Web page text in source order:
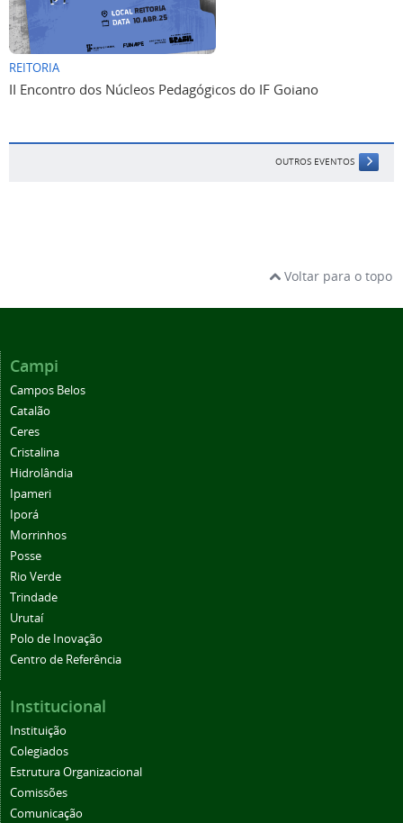
REITORIA
II Encontro dos Núcleos Pedagógicos do IF Goiano
OUTROS EVENTOS
Voltar para o topo
Campi
Campos Belos
Catalão
Ceres
Cristalina
Hidrolândia
Ipameri
Iporá
Morrinhos
Posse
Rio Verde
Trindade
Urutaí
Polo de Inovação
Centro de Referência
Institucional
Instituição
Colegiados
Estrutura Organizacional
Comissões
Comunicação